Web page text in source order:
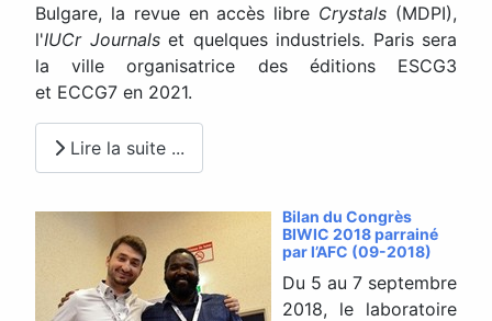
Bulgare, la revue en accès libre Crystals (MDPI),
l'IUCr Journalset quelques industriels. Paris sera
la ville organisatrice des éditions ESCG3
et ECCG7 en 2021.
Lire la suite ...
Bilan du Congrès
BIWIC 2018 parrainé
par l’AFC (09-2018)
Du 5 au 7 septembre
2018, le laboratoire